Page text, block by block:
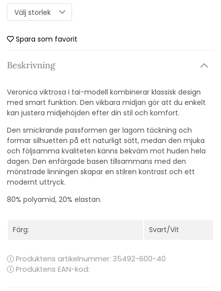
Spara som favorit
Beskrivning
Veronica viktrosa i tai-modell kombinerar klassisk design
med smart funktion. Den vikbara midjan gör att du enkelt
kan justera midjehöjden efter din stil och komfort.
Den smickrande passformen ger lagom täckning och
formar silhuetten på ett naturligt sätt, medan den mjuka
och följsamma kvaliteten känns bekväm mot huden hela
dagen. Den enfärgade basen tillsammans med den
mönstrade linningen skapar en stilren kontrast och ett
modernt uttryck.
80% polyamid, 20% elastan.
Färg: Svart/Vit
Produktens artikelnummer: 35492-600-40
Produktens EAN-kod: